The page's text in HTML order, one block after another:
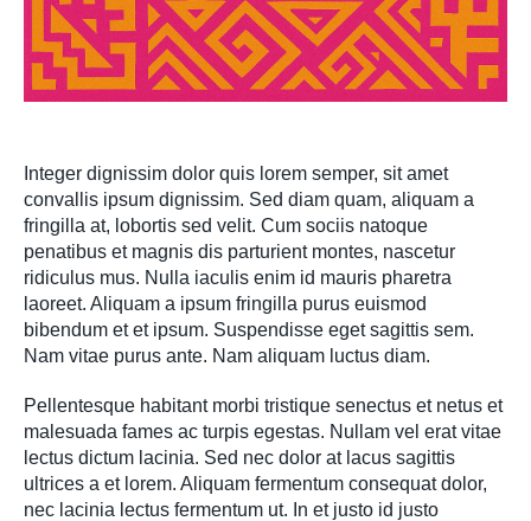
Integer dignissim dolor quis lorem semper, sit amet
convallis ipsum dignissim. Sed diam quam, aliquam a
fringilla at, lobortis sed velit. Cum sociis natoque
penatibus et magnis dis parturient montes, nascetur
ridiculus mus. Nulla iaculis enim id mauris pharetra
laoreet. Aliquam a ipsum fringilla purus euismod
bibendum et et ipsum. Suspendisse eget sagittis sem.
Nam vitae purus ante. Nam aliquam luctus diam.
Pellentesque habitant morbi tristique senectus et netus et
malesuada fames ac turpis egestas. Nullam vel erat vitae
lectus dictum lacinia. Sed nec dolor at lacus sagittis
ultrices a et lorem. Aliquam fermentum consequat dolor,
nec lacinia lectus fermentum ut. In et justo id justo